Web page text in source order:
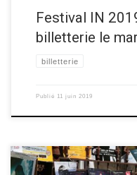
Festival IN
billetterie le
billetterie
Publié 11 juin 2019